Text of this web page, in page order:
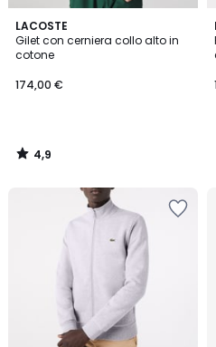
LACOSTE
Gilet con cerniera collo alto in
cotone
174,00 €
4,9
/ 5
4,9
/